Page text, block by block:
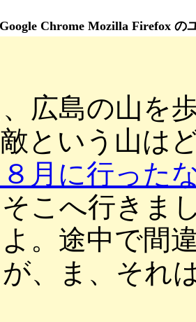
Chrome Mozilla Firefox の
広島の山を
敵という
月に行った
こへ行きま
。途中で間
、ま、それ